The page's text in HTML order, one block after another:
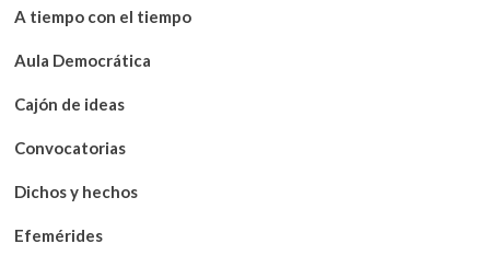
A tiempo con el tiempo
Aula Democrática
Cajón de ideas
Convocatorias
Dichos y hechos
Efemérides